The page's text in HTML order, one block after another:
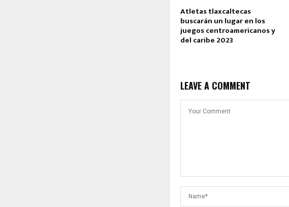
Atletas tlaxcaltecas
buscarán un lugar en los
juegos centroamericanos y
del caribe 2023
LEAVE A COMMENT